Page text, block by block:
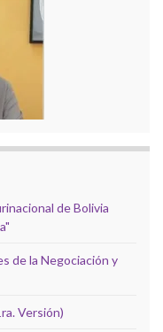
de Bolivia
de la Negociación y
Versión)